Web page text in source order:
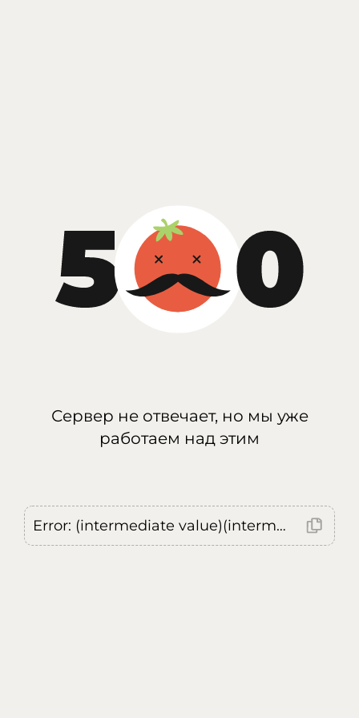
Сервер не отвечает, но мы уже
работаем над этим
Error: (intermediate value)(intermediate value)(intermediate value).replaceAll is not a function